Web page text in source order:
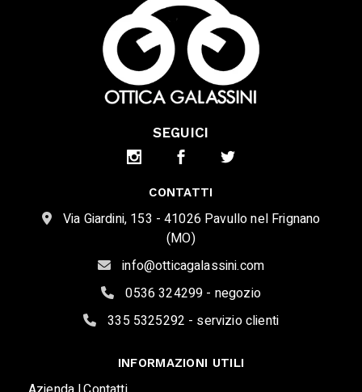
SEGUICI
CONTATTI
Via Giardini, 153 - 41026 Pavullo nel Frignano
(MO)
info@otticagalassini.com
0536 324299 - negozio
335 5325292 - servizio clienti
INFORMAZIONI UTILI